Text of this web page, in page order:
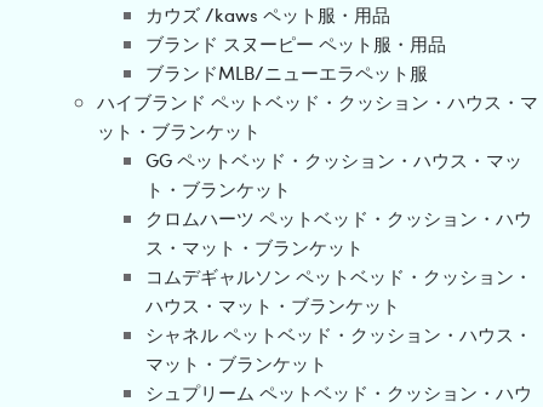
カウズ /kaws ペット服・用品
ブランド スヌーピー ペット服・用品
ブランドMLB/ニューエラペット服
ハイブランド ペットベッド・クッション・ハウス・マ
ット・ブランケット
GG ペットベッド・クッション・ハウス・マッ
ト・ブランケット
クロムハーツ ペットベッド・クッション・ハウ
ス・マット・ブランケット
コムデギャルソン ペットベッド・クッション・
ハウス・マット・ブランケット
シャネル ペットベッド・クッション・ハウス・
マット・ブランケット
シュプリーム ペットベッド・クッション・ハウ